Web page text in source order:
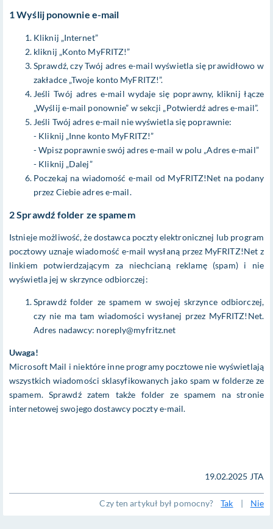
1 Wyślij ponownie e-mail
Kliknij „Internet”
kliknij „Konto MyFRITZ!”
Sprawdź, czy Twój adres e-mail wyświetla się prawidłowo w
zakładce „Twoje konto MyFRITZ!”.
Jeśli Twój adres e-mail wydaje się poprawny, kliknij łącze
„Wyślij e-mail ponownie” w sekcji „Potwierdź adres e-mail”.
Jeśli Twój adres e-mail nie wyświetla się poprawnie:
- Kliknij „Inne konto MyFRITZ!”
- Wpisz poprawnie swój adres e-mail w polu „Adres e-mail”
- Kliknij „Dalej”
Poczekaj na wiadomość e-mail od MyFRITZ!Net na podany
przez Ciebie adres e-mail.
2 Sprawdź folder ze spamem
Istnieje możliwość, że dostawca poczty elektronicznej lub program
pocztowy uznaje wiadomość e-mail wysłaną przez MyFRITZ!Net z
linkiem potwierdzającym za niechcianą reklamę (spam) i nie
wyświetla jej w skrzynce odbiorczej:
Sprawdź folder ze spamem w swojej skrzynce odbiorczej,
czy nie ma tam wiadomości wysłanej przez MyFRITZ!Net.
Adres nadawcy: noreply@myfritz.net
Uwaga!
Microsoft Mail i niektóre inne programy pocztowe nie wyświetlają
wszystkich wiadomości sklasyfikowanych jako spam w folderze ze
spamem. Sprawdź zatem także folder ze spamem na stronie
internetowej swojego dostawcy poczty e-mail.
19.02.2025 JTA
Czy ten artykuł był pomocny? Tak | Nie